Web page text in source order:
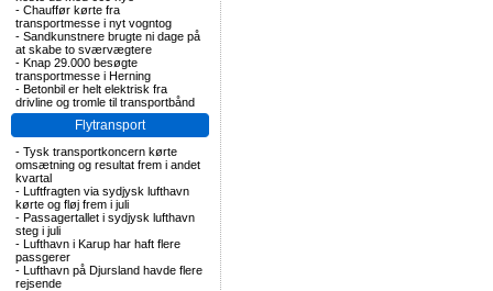
- Chauffør kørte fra
transportmesse i nyt vogntog
- Sandkunstnere brugte ni dage på
at skabe to sværvægtere
- Knap 29.000 besøgte
transportmesse i Herning
- Betonbil er helt elektrisk fra
drivline og tromle til transportbånd
Flytransport
- Tysk transportkoncern kørte
omsætning og resultat frem i andet
kvartal
- Luftfragten via sydjysk lufthavn
kørte og fløj frem i juli
- Passagertallet i sydjysk lufthavn
steg i juli
- Lufthavn i Karup har haft flere
passgerer
- Lufthavn på Djursland havde flere
rejsende